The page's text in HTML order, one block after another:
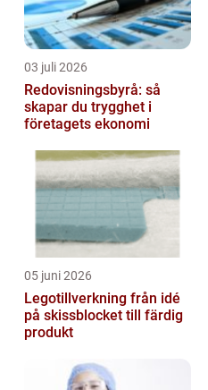
03 juli 2026
Redovisningsbyrå: så
skapar du trygghet i
företagets ekonomi
05 juni 2026
Legotillverkning från idé
på skissblocket till färdig
produkt